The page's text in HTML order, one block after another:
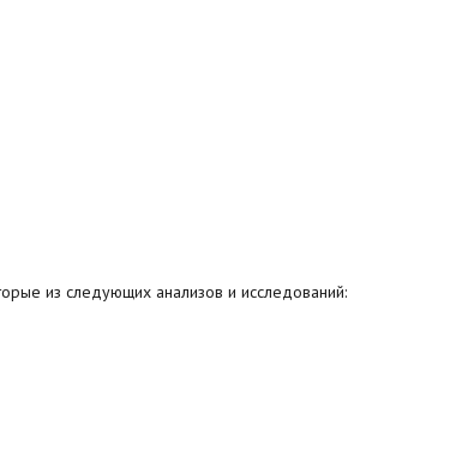
из следующих анализов и исследований: